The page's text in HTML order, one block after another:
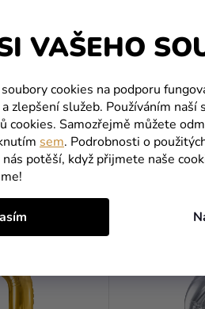
VAŠEHO
cookies na podporu
zlepšení služeb. Používáním naší
cookies. Samozřejmě můžete
sem. Podrobnosti o
nás potěší, když přijmete naše
na 18 a více balónků, které si
BY VÁS